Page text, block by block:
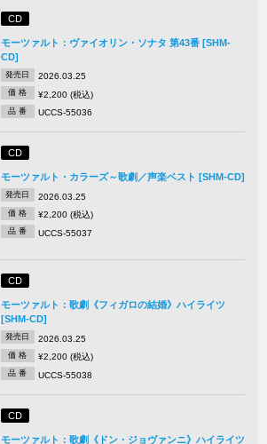
CD
モーツァルト：ヴァイオリン・ソナタ 第43番 [SHM-
CD]
発売日 2026.03.25
価 格 ¥2,200 (税込)
品 番 UCCS-55036
CD
モーツァルト・カラーズ～歌劇／声楽ベスト [SHM-CD]
発売日 2026.03.25
価 格 ¥2,200 (税込)
品 番 UCCS-55037
CD
モーツァルト：歌劇《フィガロの結婚》ハイライツ
[SHM-CD]
発売日 2026.03.25
価 格 ¥2,200 (税込)
品 番 UCCS-55038
CD
モーツァルト：歌劇《ドン・ジョヴァンニ》ハイライツ